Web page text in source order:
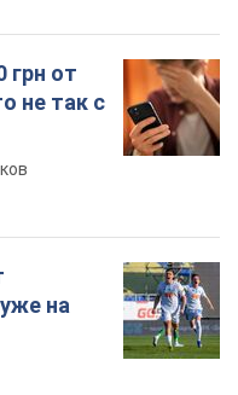
грн от
не так с
на